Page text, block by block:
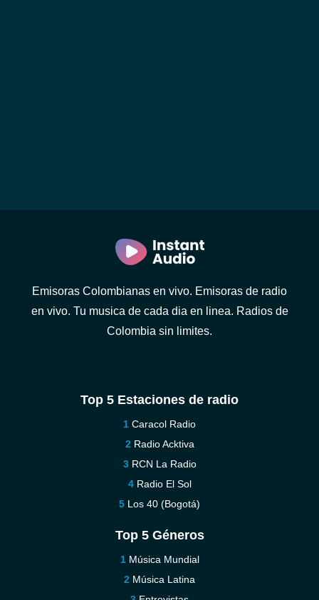
Emisoras Colombianas en vivo. Emisoras de radio
en vivo. Tu musica de cada dia en linea. Radios de
Colombia sin limites.
Top 5 Estaciones de radio
Caracol Radio
Radio Acktiva
RCN La Radio
Radio El Sol
Los 40 (Bogotá)
Top 5 Géneros
Música Mundial
Música Latina